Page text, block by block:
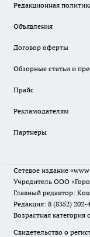
Редакционная
Объявления
Договор оферты
Обзорные статьи и
Прайс
Рекламодателям
Партнеры
Сетевое издание
Учредитель ООО
Главный редактор:
Редакция: 8 (8352)
Возрастная категория
Свидетельство о